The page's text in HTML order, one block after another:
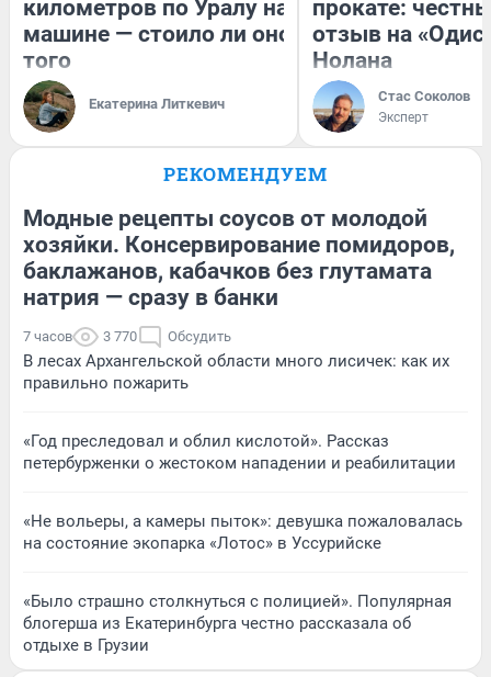
километров по Уралу на
машине — стоило ли оно
того
Екатерина Литкевич
прокате:
отзыв на
Нолана
Стас Соколов
Эксперт
РЕКОМЕНДУЕМ
Модные рецепты соусов от молодой
хозяйки. Консервирование помидоров,
баклажанов, кабачков без глутамата
натрия — сразу в банки
7 часов 3 770 Обсудить
В лесах Архангельской области много лисичек: как их
правильно пожарить
«Год преследовал и облил кислотой». Рассказ
петербурженки о жестоком нападении и реабилитации
«Не вольеры, а камеры пыток»: девушка пожаловалась
на состояние экопарка «Лотос» в Уссурийске
«Было страшно столкнуться с полицией». Популярная
блогерша из Екатеринбурга честно рассказала об
отдыхе в Грузии